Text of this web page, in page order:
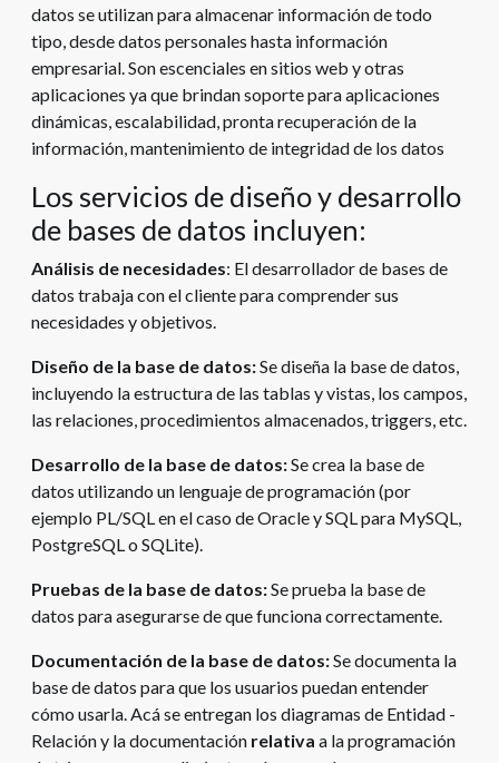
datos se utilizan para almacenar información de todo
tipo, desde datos personales hasta información
empresarial. Son escenciales en sitios web y otras
aplicaciones ya que brindan soporte para aplicaciones
dinámicas, escalabilidad, pronta recuperación de la
información, mantenimiento de integridad de los datos
Los servicios de diseño y desarrollo
de bases de datos incluyen:
Análisis de necesidades: El desarrollador de bases de
datos trabaja con el cliente para comprender sus
necesidades y objetivos.
Diseño de la base de datos:Se diseña la base de datos,
incluyendo la estructura de las tablas y vistas, los campos,
las relaciones, procedimientos almacenados, triggers, etc.
Desarrollo de la base de datos:Se crea la base de
datos utilizando un lenguaje de programación (por
ejemplo PL/SQL en el caso de Oracle y SQL para MySQL,
PostgreSQL o SQLite).
Pruebas de la base de datos:Se prueba la base de
datos para asegurarse de que funciona correctamente.
Documentación de la base de datos:Se documenta la
base de datos para que los usuarios puedan entender
cómo usarla. Acá se entregan los diagramas de Entidad -
Relación y la documentación relativa a la programación